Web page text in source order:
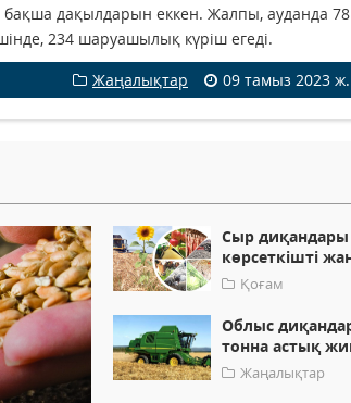
бақша дақылдарын еккен. Жалпы, ауданда
234 шаруашылық күріш егеді.
Жаңалықтар
09 тамыз 2023 ж.
Сыр
көрсеткішті
Қоғам
Облыс
тонна астық
Жаңалықтар